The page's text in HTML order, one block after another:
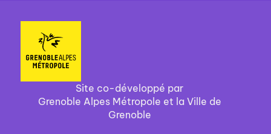
Site co-développé par
Grenoble Alpes Métropole et la Ville de
Grenoble